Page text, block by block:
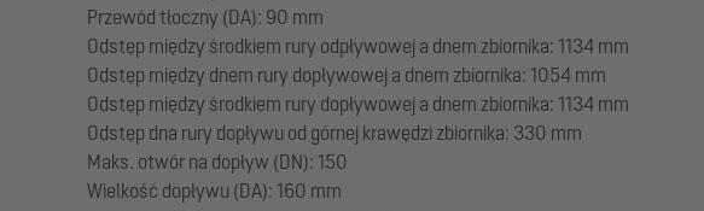
Przewód tłoczny (DA): 90 mm
Odstęp między środkiem rury odpływowej a dnem zbiornika: 1134 mm
Odstęp między dnem rury dopływowej a dnem zbiornika: 1054 mm
Odstęp między środkiem rury dopływowej a dnem zbiornika: 1134 mm
Odstęp dna rury dopływu od górnej krawędzi zbiornika: 330 mm
Maks. otwór na dopływ (DN): 150
Wielkość dopływu (DA): 160 mm